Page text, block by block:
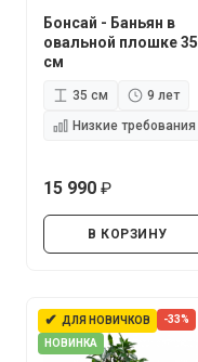
Бонсай - Баньян в
овальной плошке 35
см
35 см
9 лет
Низкие требования
15 990
В КОРЗИНУ
✔ ДЛЯ НОВИЧКОВ
-33%
НОВИНКА